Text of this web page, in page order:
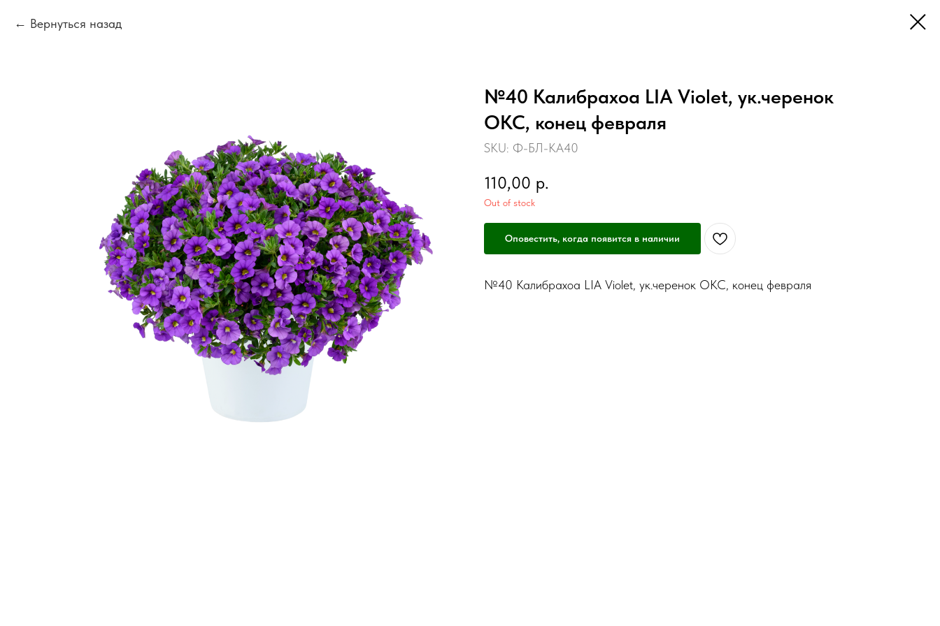
Вернуться назад
№40 Калибрахоа LIA Violet, ук.черенок
ОКС, конец февраля
SKU: Ф-БЛ-КА40
110,00 р.
Out of stock
Оповестить, когда появится в наличии
№40 Калибрахоа LIA Violet, ук.черенок ОКС, конец февраля